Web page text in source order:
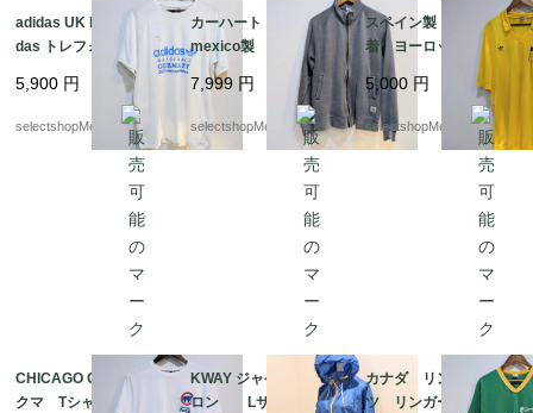
adidas UK limited Adi
das トレフォイル
ホワイト アディダ
ス Lサイズ コット
ン adidas 白 Tシャ
ツ インドネシア製
5,900 円
selectshopMerci.
カーハート carhart
mexico製 グレー ペ
イント Мサイズ ジ
ップタイプ スウェッ
ト ジップパーカー
メキシコ
7,999 円
selectshopMerci.
スペイン製 ユーロ古
着 ヨーロッパ古着
Adidas ヨーロッパ製
adidas （アディダス）
ナイロン ストライ
プ mens M-Lサイズ
5,000 円
selectshopMerci.
CHICAGO CUBE bear
クマ Tシャツ 実寸M
KWAY ジャケット ナイ
ロン Lサイズ程度
カナダ リンガーTシャ
ツ リンガーT グリー